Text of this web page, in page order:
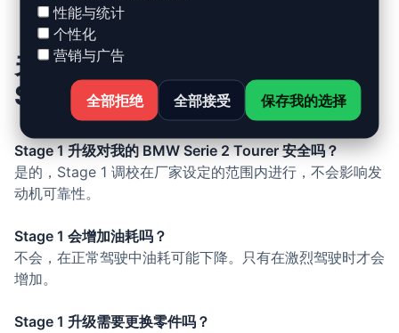
关于 BMW Serie 2 Tourer
Stage 1 升级的常见问题
Stage 1 升级对我的 BMW Serie 2 Tourer 安全吗？
是的，Stage 1 调校在厂家设定的范围内进行，不会影响发
动机可靠性。
Stage 1 会增加油耗吗？
不会，在正常驾驶中油耗可能下降。只有在激烈驾驶时才会
增加。
Stage 1 升级需要更换零件吗？
性能与统计
个性化
营销与广告
全部拒绝 全部接受 保存我的选择